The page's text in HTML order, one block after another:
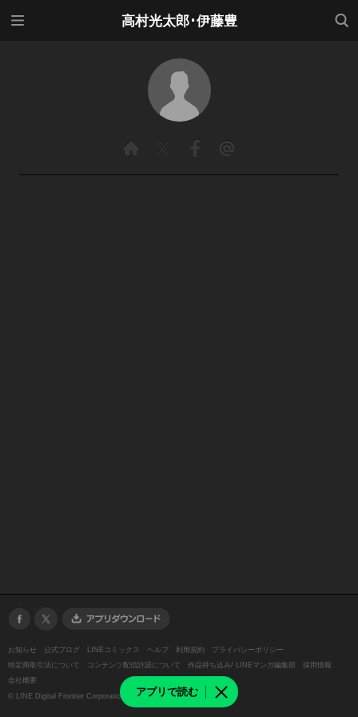
高村光太郎･伊藤豊
検索
アプリで読む
お知らせ 公式ブログ LINEコミックス ヘルプ 利用規約
プライバシーポリシー
特定商取引法について
コンテンツ配信許諾について 作品持ち込み/ LINEマンガ編集部
採用情報
会社概要
© LINE Digital Frontier Corporation